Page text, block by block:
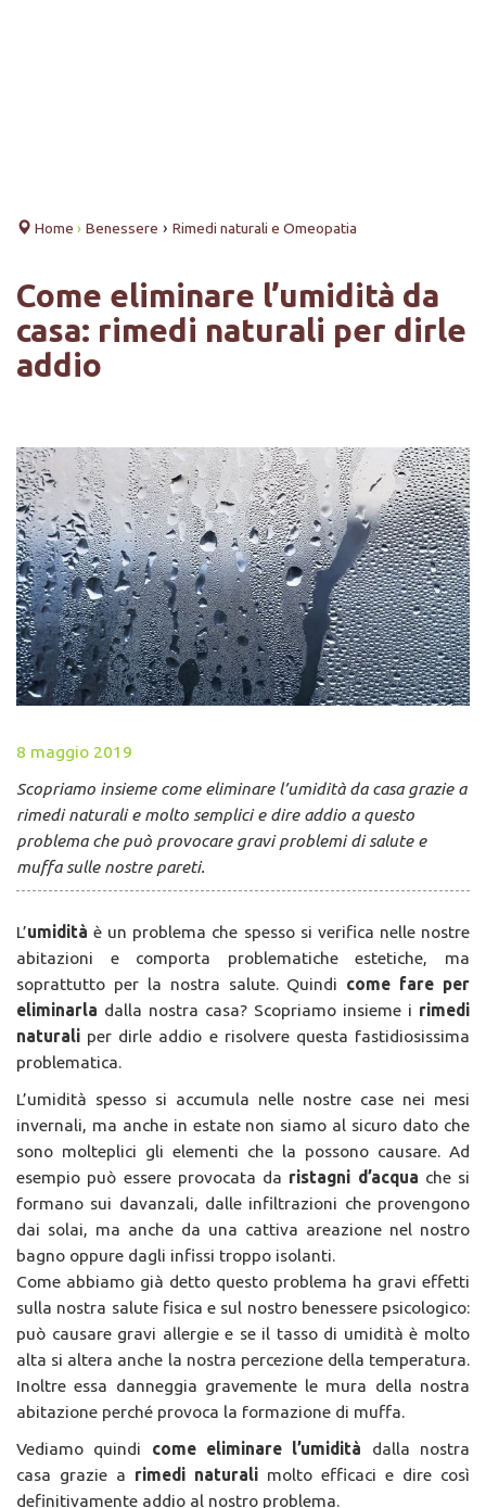
Home › Benessere › Rimedi naturali e Omeopatia
Come eliminare l’umidità da
casa: rimedi naturali per dirle
addio
8 maggio 2019
Scopriamo insieme come eliminare l’umidità da casa grazie a
rimedi naturali e molto semplici e dire addio a questo
problema che può provocare gravi problemi di salute e
muffa sulle nostre pareti.
L’umidità è un problema che spesso si verifica nelle nostre
abitazioni e comporta problematiche estetiche, ma
soprattutto per la nostra salute. Quindi come fare per
eliminarla dalla nostra casa? Scopriamo insieme i rimedi
naturali per dirle addio e risolvere questa fastidiosissima
problematica.
L’umidità spesso si accumula nelle nostre case nei mesi
invernali, ma anche in estate non siamo al sicuro dato che
sono molteplici gli elementi che la possono causare. Ad
esempio può essere provocata da ristagni d’acqua che si
formano sui davanzali, dalle infiltrazioni che provengono
dai solai, ma anche da una cattiva areazione nel nostro
bagno oppure dagli infissi troppo isolanti.
Come abbiamo già detto questo problema ha gravi effetti
sulla nostra salute fisica e sul nostro benessere psicologico:
può causare gravi allergie e se il tasso di umidità è molto
alta si altera anche la nostra percezione della temperatura.
Inoltre essa danneggia gravemente le mura della nostra
abitazione perché provoca la formazione di muffa.
Vediamo quindi come eliminare l’umidità dalla nostra
casa grazie a rimedi naturali molto efficaci e dire così
definitivamente addio al nostro problema.